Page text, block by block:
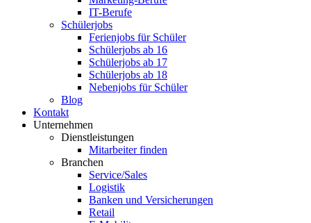
IT-Berufe
Schülerjobs
Ferienjobs für Schüler
Schülerjobs ab 16
Schülerjobs ab 17
Schülerjobs ab 18
Nebenjobs für Schüler
Blog
Kontakt
Unternehmen
Dienstleistungen
Mitarbeiter finden
Branchen
Service/Sales
Logistik
Banken und Versicherungen
Retail